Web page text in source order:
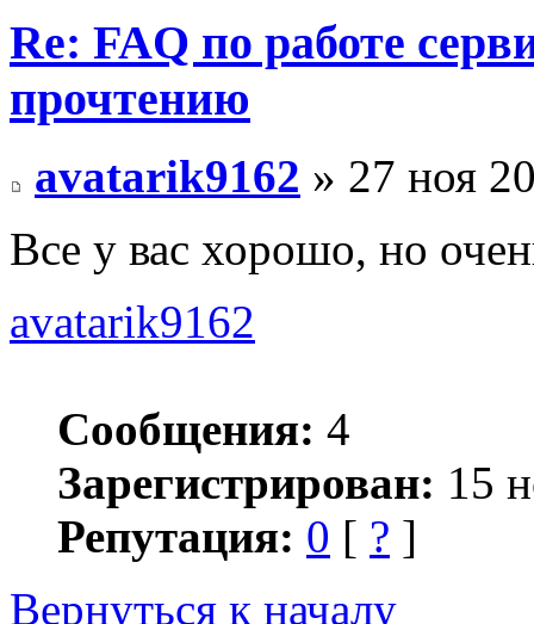
Re: FAQ по работе
прочтению
avatarik9162 » 27 ноя
Все у вас хорошо, но
avatarik9162
Сообщения: 4
Зарегистрирован: 15
Репутация: 0 [ ? ]
Вернуться к началу